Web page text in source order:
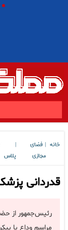
خانه
فضای
مجازی
پلاس
قدردانی
رئیس‌جمهور از
مراسم وداع با